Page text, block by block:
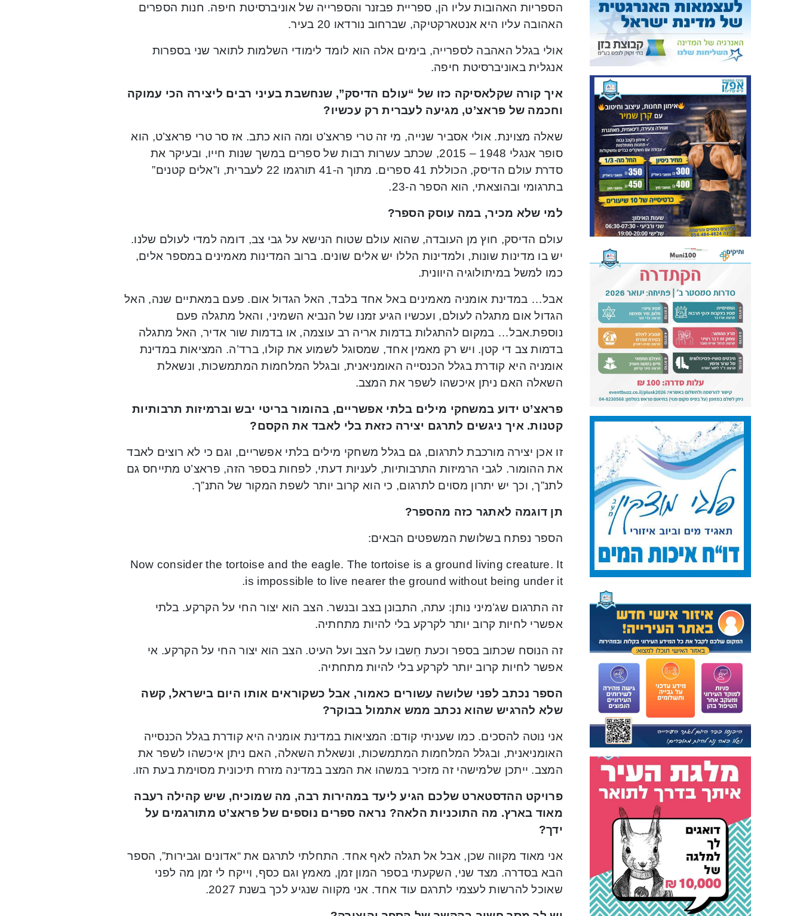
הספריות האהובות עליו הן, ספריית פבזנר והספרייה של אוניברסיטת חיפה. חנות הספרים
האהובה עליו היא אנטארקטיקה, שברחוב נורדאו 20 בעיר.
אולי בגלל האהבה לספרייה, בימים אלה הוא לומד לימודי השלמות לתואר שני בספרות
אנגלית באוניברסיטת חיפה.
איך קורה שקלאסיקה כזו של “עולם הדיסק”, שנחשבת בעיני רבים ליצירה הכי עמוקה
וחכמה של פראצ’ט, מגיעה לעברית רק עכשיו?
שאלה מצוינת. אולי אסביר שנייה, מי זה טרי פראצ’ט ומה הוא כתב. אז סר טרי פראצ’ט, הוא
סופר אנגלי 1948 – 2015, שכתב עשרות רבות של ספרים במשך שנות חייו, ובעיקר את
סדרת עולם הדיסק, הכוללת 41 ספרים. מתוך ה-41 תורגמו 22 לעברית, ו”אלים קטנים”
בתרגומי ובהוצאתי, הוא הספר ה-23.
למי שלא מכיר, במה עוסק הספר?
עולם הדיסק, חוץ מן העובדה, שהוא עולם שטוח הנישא על גבי צב, דומה למדי לעולם שלנו.
יש בו מדינות שונות, ולמדינות הללו יש אלים שונים. ברוב המדינות מאמינים במספר אלים,
כמו למשל במיתולוגיה היוונית.
אבל… במדינת אומניה מאמינים באל אחד בלבד, האל הגדול אום. פעם במאתיים שנה, האל
הגדול אום מתגלה לעולם, ועכשיו הגיע זמנו של הנביא השמיני, והאל מתגלה פעם
נוספת.אבל… במקום להתגלות בדמות אריה רב עוצמה, או בדמות שור אדיר, האל מתגלה
בדמות צב די קטן. ויש רק מאמין אחד, שמסוגל לשמוע את קולו, ברד’ה. המציאות במדינת
אומניה היא קודרת בגלל הכנסייה האומניאנית, ובגלל המלחמות המתמשכות, ונשאלת
השאלה האם ניתן איכשהו לשפר את המצב.
פראצ’ט ידוע במשחקי מילים בלתי אפשריים, בהומור בריטי יבש וברמיזות תרבותיות
קטנות. איך ניגשים לתרגם יצירה כזאת בלי לאבד את הקסם?
זו אכן יצירה מורכבת לתרגום, גם בגלל משחקי מילים בלתי אפשריים, וגם כי לא רוצים לאבד
את ההומור. לגבי הרמיזות התרבותיות, לעניות דעתי, לפחות בספר הזה, פראצ’ט מתייחס גם
לתנ”ך, וכך יש יתרון מסוים לתרגום, כי הוא קרוב יותר לשפת המקור של התנ”ך.
תן דוגמה לאתגר כזה מהספר?
הספר נפתח בשלושת המשפטים הבאים:
Now consider the tortoise and the eagle. The tortoise is a ground living creature. It
is impossible to live nearer the ground without being under it.
זה התרגום שג’מיני נותן: עתה, התבונן בצב ובנשר. הצב הוא יצור החי על הקרקע. בלתי
אפשרי לחיות קרוב יותר לקרקע בלי להיות מתחתיה.
זה הנוסח שכתוב בספר וכעת חִִשבו על הצב ועל העיט. הצב הוא יצור החי על הקרקע. אי
אפשר לחיות קרוב יותר לקרקע בלי להיות מתחתיה.
הספר נכתב לפני שלושה עשורים כאמור, אבל כשקוראים אותו היום בישראל, קשה
שלא להרגיש שהוא נכתב ממש אתמול בבוקר?
אני נוטה להסכים. כמו שעניתי קודם: המציאות במדינת אומניה היא קודרת בגלל הכנסייה
האומניאנית, ובגלל המלחמות המתמשכות, ונשאלת השאלה, האם ניתן איכשהו לשפר את
המצב. ייתכן שלמישהי זה מזכיר במשהו את המצב במדינה מזרח תיכונית מסוימת בעת הזו.
פרויקט ההדסטארט שלכם הגיע ליעד במהירות רבה, מה שמוכיח, שיש קהילה רעבה
מאוד בארץ. מה התוכניות הלאה? נראה ספרים נוספים של פראצ’ט מתורגמים על
ידך?
אני מאוד מקווה שכן, אבל אל תגלה לאף אחד. התחלתי לתרגם את “אדונים וגבירות”, הספר
הבא בסדרה. מצד שני, השקעתי בספר המון זמן, מאמץ וגם כסף, וייקח לי זמן מה לפני
שאוכל להרשות לעצמי לתרגם עוד אחד. אני מקווה שנגיע לכך בשנת 2027.